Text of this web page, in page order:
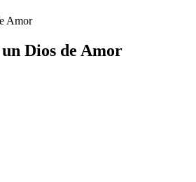
Amor
Dios de Amor